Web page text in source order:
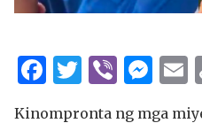
Facebook
Twitter
Viber
Kinompronta ng mga